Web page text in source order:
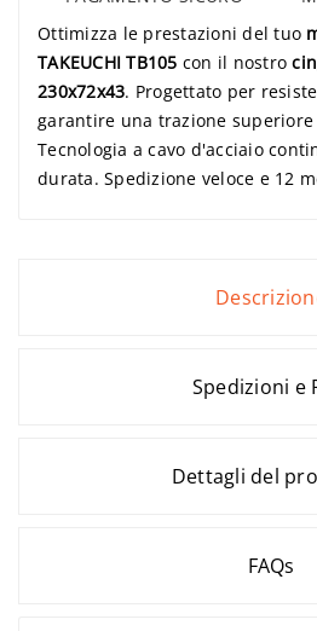
Ottimizza le prestazioni del tuo
TAKEUCHI TB105 con il nostro
230x72x43. Progettato per
garantire una trazione
Tecnologia a cavo d'acciaio
durata. Spedizione veloce e 12
Spedizioni e
Dettagli del
FAQs